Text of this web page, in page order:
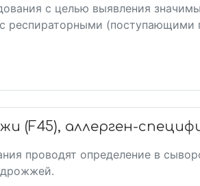
с целью выявления
респираторными (поступающими
(F45), аллерген-
проводят определение в
дрожжей.